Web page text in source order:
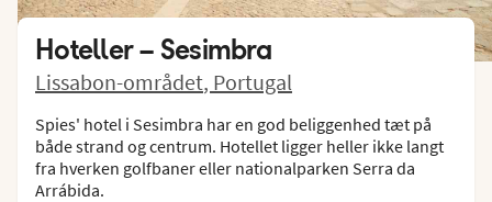
Hoteller – Sesimbra
Lissabon-området, Portugal
Spies' hotel i Sesimbra har en god beliggenhed tæt på
både strand og centrum. Hotellet ligger heller ikke langt
fra hverken golfbaner eller nationalparken Serra da
Arrábida.